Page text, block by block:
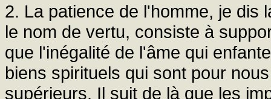
2. La patience de l'homme, je dis
le nom de vertu, consiste à
que l'inégalité de l'âme qui
biens spirituels qui sont pour
supérieurs. Il suit de là que les